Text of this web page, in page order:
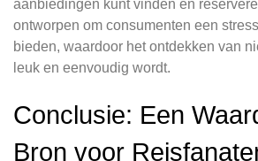
aanbiedingen kunt vinden en
ontworpen om consumenten een
bieden, waardoor het ontdekken van
leuk en eenvoudig wordt.
Conclusie: Een
Bron voor